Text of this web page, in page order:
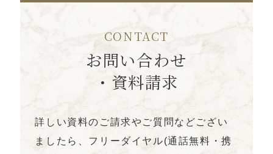
CONTACT
お問い合わせ
・資料請求
詳しい資料のご請求やご質問などござい
ましたら、フリーダイヤル(通話無料・携